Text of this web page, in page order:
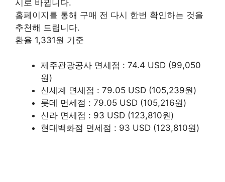
시로 바뀝니다.
홈페이지를 통해 구매 전 다시 한번 확인하는 것을
추천해 드립니다.
환율 1,331원 기준
제주관광공사 면세점 : 74.4 USD (99,050
원)
신세계 면세점 : 79.05 USD (105,239원)
롯데 면세점 : 79.05 USD (105,216원)
신라 면세점 : 93 USD (123,810원)
현대백화점 면세점 : 93 USD (123,810원)